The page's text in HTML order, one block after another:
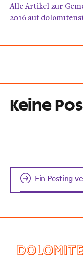
Alle Artikel zur
2016 auf
Keine
Ein Posting